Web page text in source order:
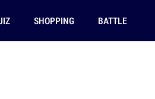
SHOPPING BATTLE